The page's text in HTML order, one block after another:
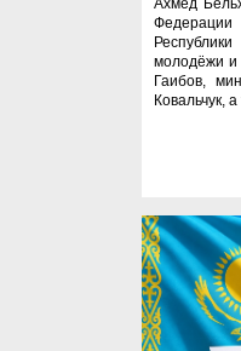
Ахмед
молодёжи и
Гаибов,
Ковальчук,